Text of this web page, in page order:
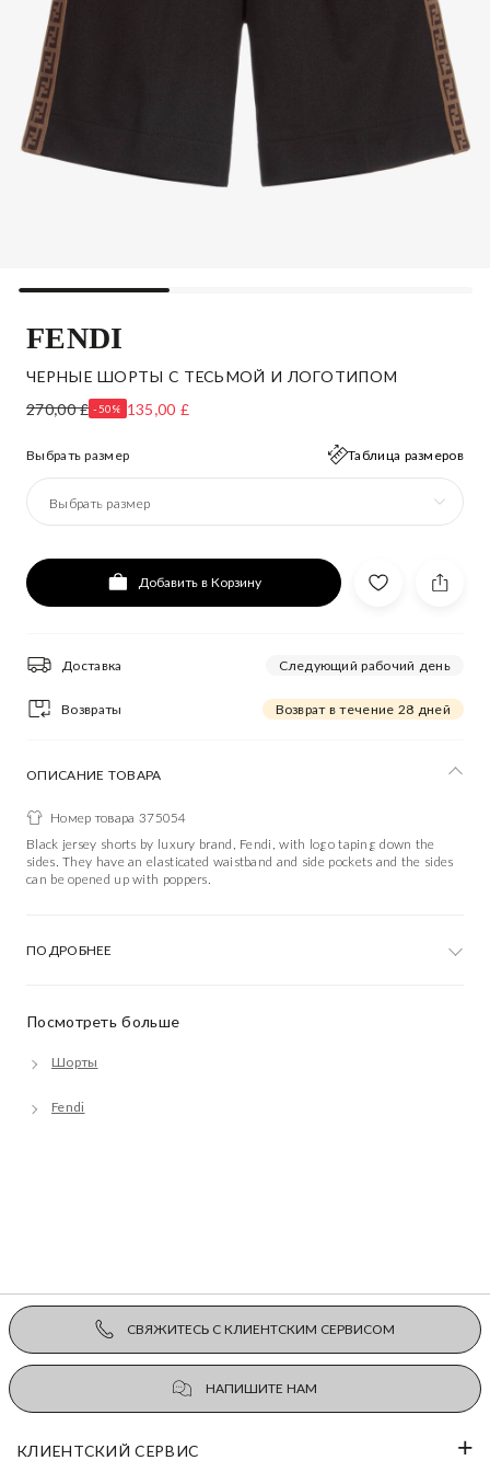
FENDI
ЧЕРНЫЕ ШОРТЫ С ТЕСЬМОЙ И ЛОГОТИПОМ
270,00 £ -50% 135,00 £
Выбрать размер Таблица размеров
Выбрать размер
Добавить в Корзину
Доставка Следующий рабочий день
Возвраты Возврат в течение 28 дней
Посмотреть больше
Шорты
Fendi
ОПИСАНИЕ ТОВАРА
Номер товара 375054
Black jersey shorts by luxury brand, Fendi, with logo taping down the
sides. They have an elasticated waistband and side pockets and the sides
can be opened up with poppers.
ПОДРОБНЕЕ
СВЯЖИТЕСЬ С КЛИЕНТСКИМ СЕРВИСОМ
НАПИШИТЕ НАМ
КЛИЕНТСКИЙ СЕРВИС